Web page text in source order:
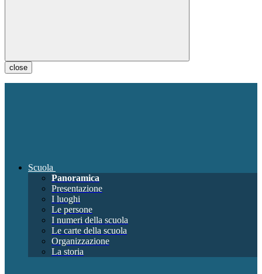
close
Scuola
Panoramica
Presentazione
I luoghi
Le persone
I numeri della scuola
Le carte della scuola
Organizzazione
La storia